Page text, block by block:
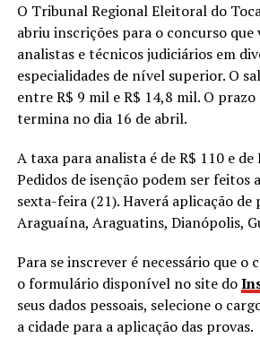
O Tribunal Regional Eleitoral do
abriu inscrições para o concurso que
analistas e técnicos judiciários em
especialidades de nível superior. O
entre R$ 9 mil e R$ 14,8 mil. O
termina no dia 16 de abril.
A taxa para analista é de R$ 110 e
Pedidos de isenção podem ser feitos
sexta-feira (21). Haverá aplicação de
Araguaína, Araguatins, Dianópolis,
Para se inscrever é necessário que o
o formulário disponível no site do
seus dados pessoais, selecione o
a cidade para a aplicação das provas.